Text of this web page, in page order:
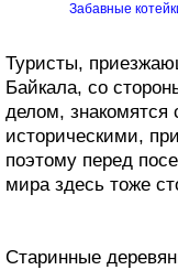
Забавные
Туристы,
Байкала, со
делом, знакомятся
историческими,
поэтому перед
мира здесь тоже
Старинные